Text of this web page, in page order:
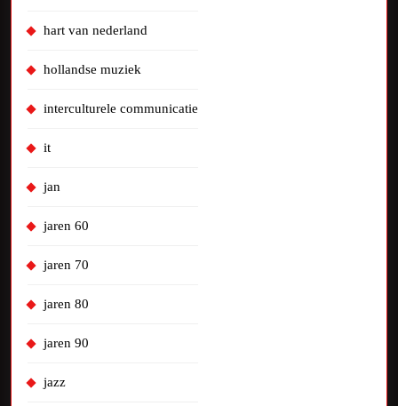
hart van nederland
hollandse muziek
interculturele communicatie
it
jan
jaren 60
jaren 70
jaren 80
jaren 90
jazz